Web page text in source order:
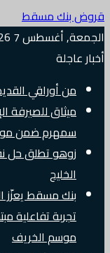
قروض بنك مسقط
الجمعة, أغسطس 7 2026
أخبار عاجلة
من أوراقي
ميثاق للصيرفة
سمهرم ضمن
الخليج
بنك مسقط يعزّز
تجربة تفاعلية
موسم الخريف